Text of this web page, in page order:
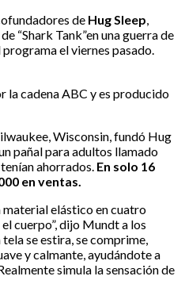
de Hug Sleep
“Shark Tank”en una guerra de
el viernes pasado.
la cadena ABC y es producido
Wisconsin, fundó Hug
pañal para adultos llamado
ahorrados. En solo 16
en ventas.
material elástico en cuatro
cuerpo”, dijo Mundt a los
se estira, se comprime,
y calmante, ayudándote a
simula la sensación de